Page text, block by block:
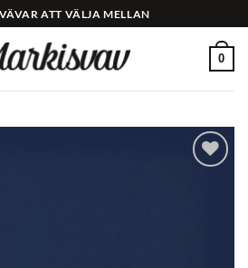
ATT VÄLJA MELLAN
0